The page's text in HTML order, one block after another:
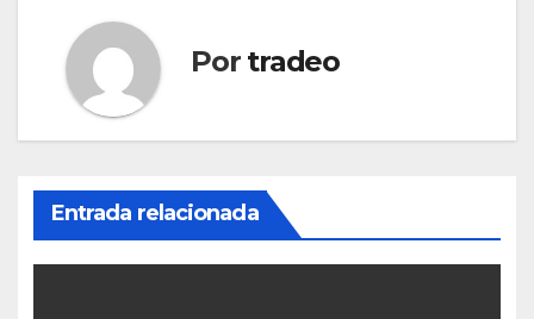
Por tradeo
Entrada relacionada